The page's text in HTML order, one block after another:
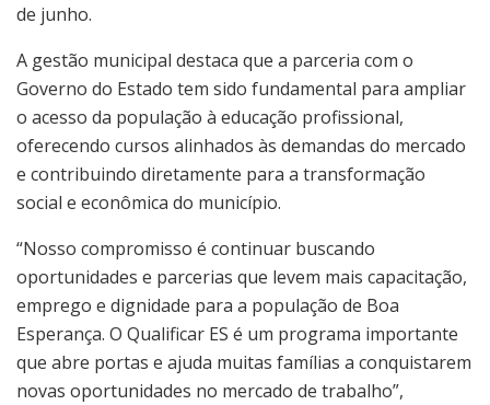
de junho.
A gestão municipal destaca que a parceria com o
Governo do Estado tem sido fundamental para ampliar
o acesso da população à educação profissional,
oferecendo cursos alinhados às demandas do mercado
e contribuindo diretamente para a transformação
social e econômica do município.
“Nosso compromisso é continuar buscando
oportunidades e parcerias que levem mais capacitação,
emprego e dignidade para a população de Boa
Esperança. O Qualificar ES é um programa importante
que abre portas e ajuda muitas famílias a conquistarem
novas oportunidades no mercado de trabalho”,